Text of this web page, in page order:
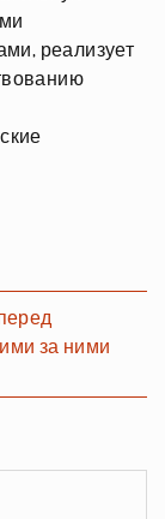
реализует
за ними